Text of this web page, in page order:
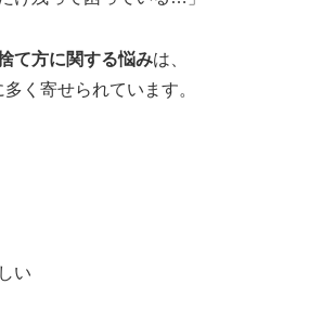
て方に関する悩みは、
く寄せられています。
い